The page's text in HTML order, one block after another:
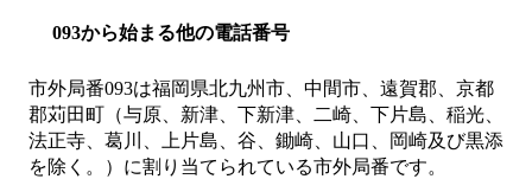
093から始まる他の電話番号
市外局番093は福岡県北九州市、中間市、遠賀郡、京都
郡苅田町（与原、新津、下新津、二崎、下片島、稲光、
法正寺、葛川、上片島、谷、鋤崎、山口、岡崎及び黒添
を除く。） に割り当てられている市外局番です。